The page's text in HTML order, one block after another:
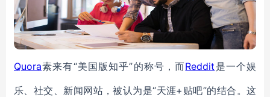
Quora素来有“美国版知乎”的称号，而Reddit 是一个娱
乐、社交、新闻网站，被认为是“天涯+贴吧”的结合。这